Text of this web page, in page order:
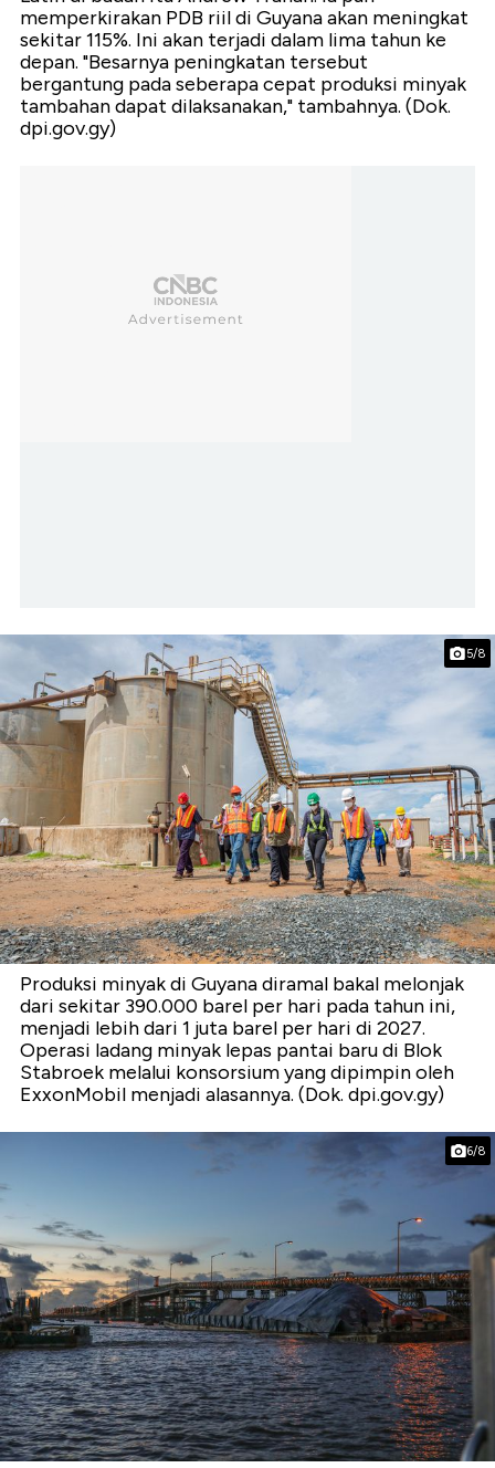
memperkirakan PDB riil di Guyana akan meningkat
sekitar 115%. Ini akan terjadi dalam lima tahun ke
depan. "Besarnya peningkatan tersebut
bergantung pada seberapa cepat produksi minyak
tambahan dapat dilaksanakan," tambahnya. (Dok.
dpi.gov.gy)
5/8
Produksi minyak di Guyana diramal bakal melonjak
dari sekitar 390.000 barel per hari pada tahun ini,
menjadi lebih dari 1 juta barel per hari di 2027.
Operasi ladang minyak lepas pantai baru di Blok
Stabroek melalui konsorsium yang dipimpin oleh
ExxonMobil menjadi alasannya. (Dok. dpi.gov.gy)
6/8